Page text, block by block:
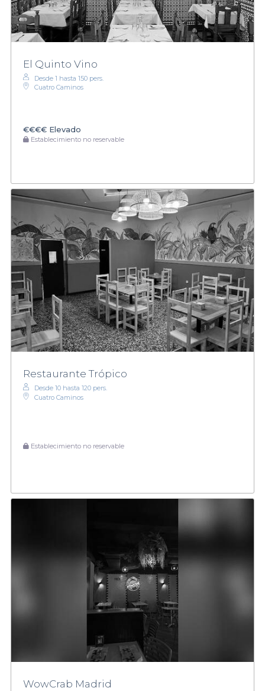
El Quinto Vino
Desde 1 hasta 150 pers.
Cuatro Caminos
€€€€ Elevado
Establecimiento no reservable
Restaurante Trópico
Desde 10 hasta 120 pers.
Cuatro Caminos
Establecimiento no reservable
WowCrab Madrid